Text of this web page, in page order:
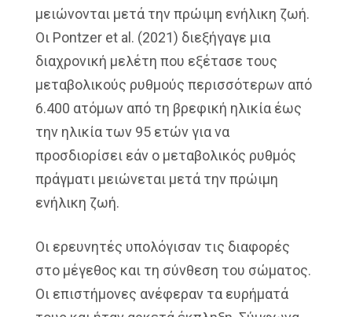
μειώνονται μετά την πρώιμη ενήλικη ζωή.
Οι Pontzer et al. (2021) διεξήγαγε μια
διαχρονική μελέτη που εξέτασε τους
μεταβολικούς ρυθμούς περισσότερων από
6.400 ατόμων από τη βρεφική ηλικία έως
την ηλικία των 95 ετών για να
προσδιορίσει εάν ο μεταβολικός ρυθμός
πράγματι μειώνεται μετά την πρώιμη
ενήλικη ζωή.
Οι ερευνητές υπολόγισαν τις διαφορές
στο μέγεθος και τη σύνθεση του σώματος.
Οι επιστήμονες ανέφεραν τα ευρήματά